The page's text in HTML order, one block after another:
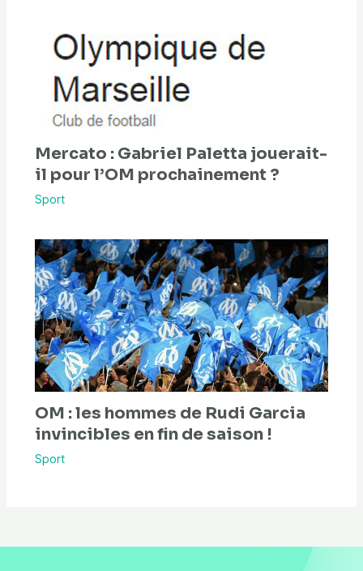
Mercato : Gabriel Paletta jouerait-
il pour l’OM prochainement ?
Sport
OM : les hommes de Rudi Garcia
invincibles en fin de saison !
Sport